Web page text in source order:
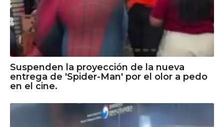
Suspenden la proyección de la nueva
entrega de 'Spider-Man' por el olor a pedo
en el cine.